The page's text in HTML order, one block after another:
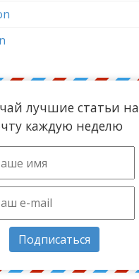
лучшие статьи на
каждую неделю
Подписаться